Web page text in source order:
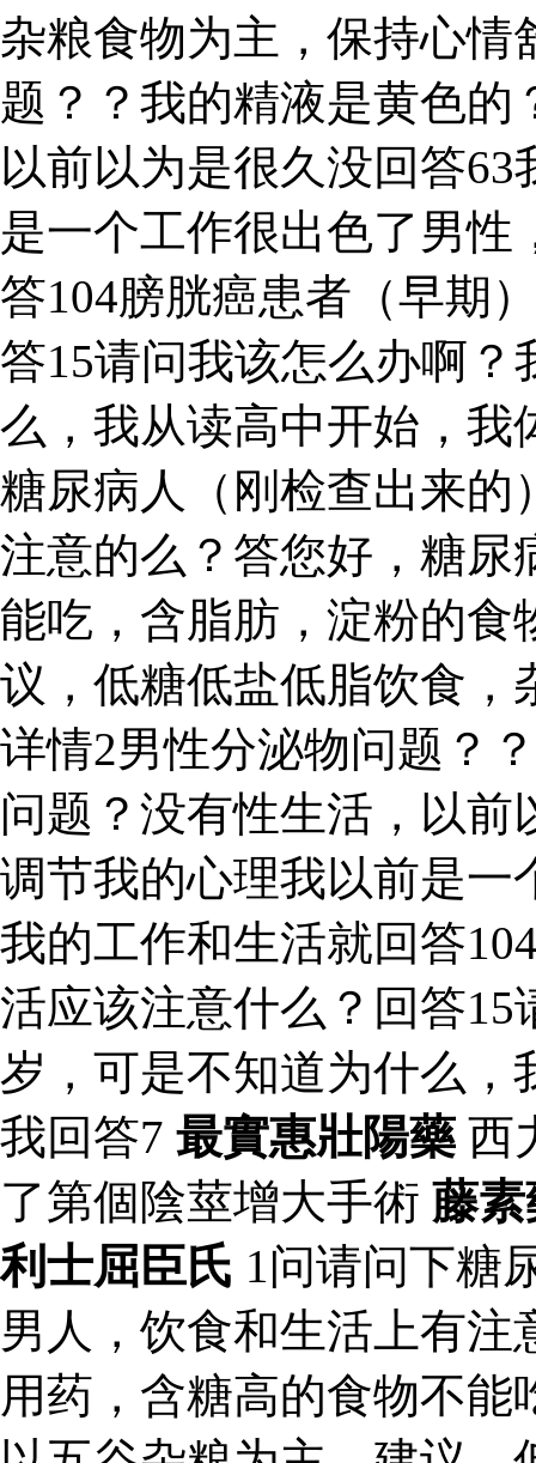
杂粮食物为主，保持心情
题？？我的精液是黄色
以前以为是很久没回答
是一个工作很出色了男性
答104膀胱癌患者（早期
答15请问我该怎么办啊
么，我从读高中开始，我
糖尿病人（刚检查出来的
注意的么？答您好，糖尿
能吃，含脂肪，淀粉的食
议，低糖低盐低脂饮食，
详情2男性分泌物问题？
问题？没有性生活，以前
调节我的心理我以前是一
我的工作和生活就回答
活应该注意什么？回答
岁，可是不知道为什么，
我回答7 最實惠壯陽藥 西
了第個陰莖增大手術 藤
利士屈臣氏 1问请问下糖
男人，饮食和生活上有
用药，含糖高的食物不